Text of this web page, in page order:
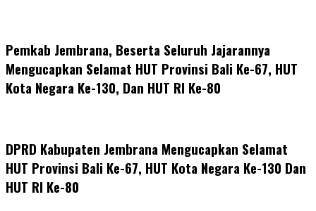
Pemkab Jembrana, Beserta Seluruh Jajarannya
Mengucapkan Selamat HUT Provinsi Bali Ke-67, HUT
Kota Negara Ke-130, Dan HUT RI Ke-80
DPRD Kabupaten Jembrana Mengucapkan Selamat
HUT Provinsi Bali Ke-67, HUT Kota Negara Ke-130 Dan
HUT RI Ke-80